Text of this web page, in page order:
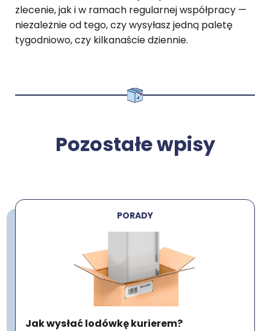
zlecenie, jak i w ramach regularnej współpracy —
niezależnie od tego, czy wysyłasz jedną paletę
tygodniowo, czy kilkanaście dziennie.
Pozostałe wpisy
PORADY
Jak wysłać lodówkę kurierem?